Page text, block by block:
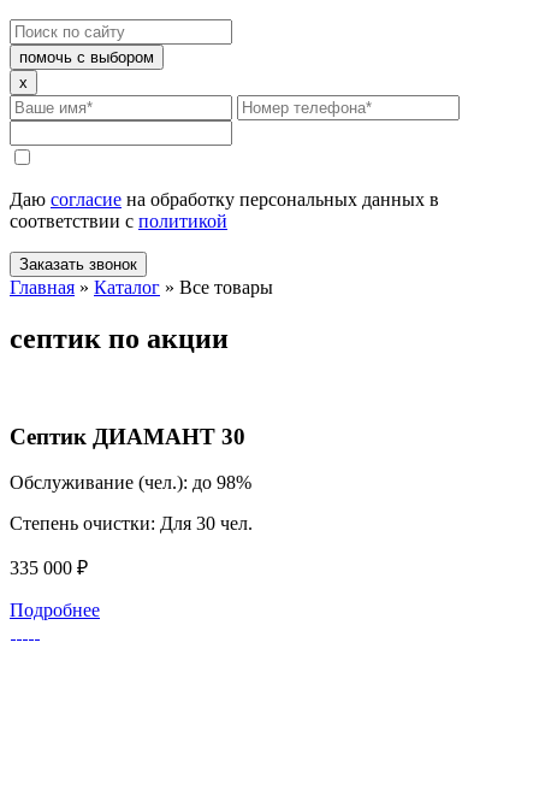
помочь с выбором
x
Даю согласие на обработку персональных данных в
соответствии с политикой
Заказать звонок
Главная » Каталог » Все товары
септик по акции
Септик ДИАМАНТ 30
Обслуживание (чел.): до 98%
Степень очистки: Для 30 чел.
335 000 ₽
Подробнее